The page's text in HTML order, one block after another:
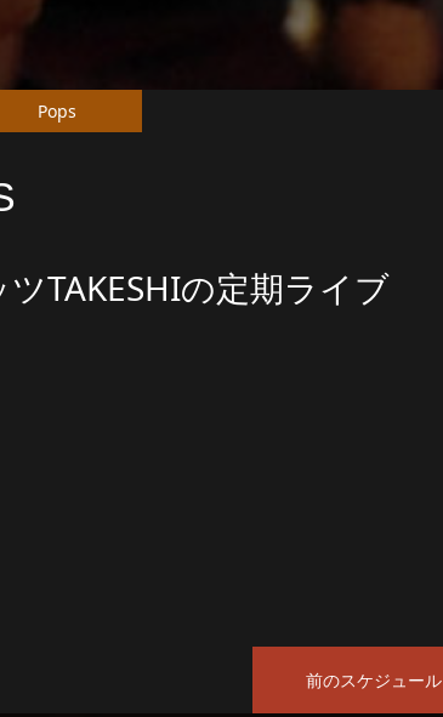
Pops
の定期ライブ
前のスケジュール